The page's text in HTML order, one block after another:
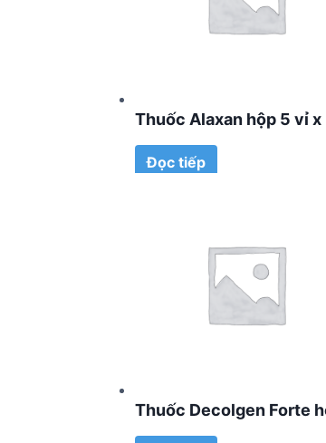
Thuốc Alaxan hộp 5 vỉ
Đọc tiếp
Thuốc Decolgen Forte